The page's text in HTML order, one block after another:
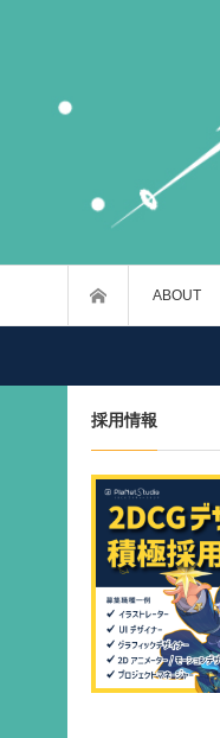
ABOUT
採用情報